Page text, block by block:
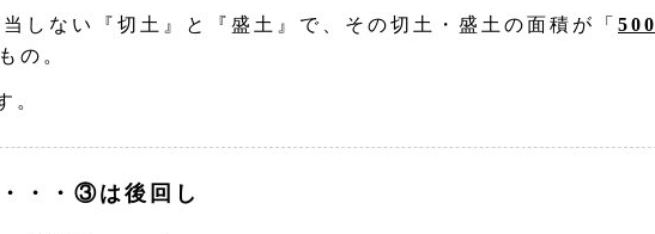
しない『切土』と『盛土』で、その切土・盛土の面積が「 500
の。
。
・・③は後回し